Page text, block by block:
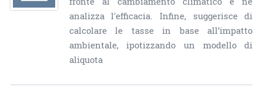
analizza l'efficacia. Infine, suggerisce di
calcolare le tasse in base all’impatto
ambientale, ipotizzando un modello di
aliquota